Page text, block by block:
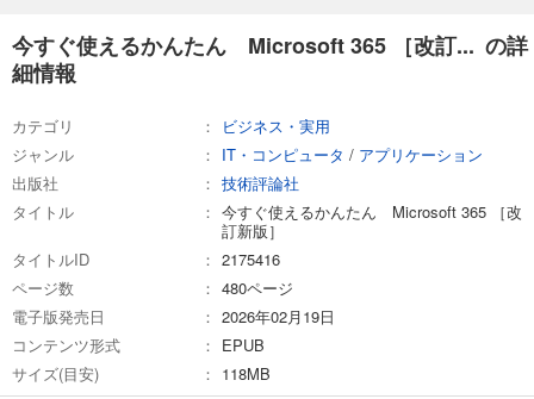
・第１章 Teamsの基本操作を知ろう
・第２章 Teams会議を開催しよう
今すぐ使えるかんたん Microsoft 365 ［改訂... の詳
細情報
カテゴリ
ビジネス・実用
ジャンル
IT・コンピュータ / アプリケーション
出版社
技術評論社
タイトル
今すぐ使えるかんたん Microsoft 365 ［改
訂新版］
タイトルID
2175416
ページ数
480ページ
電子版発売日
2026年02月19日
コンテンツ形式
EPUB
サイズ(目安)
118MB